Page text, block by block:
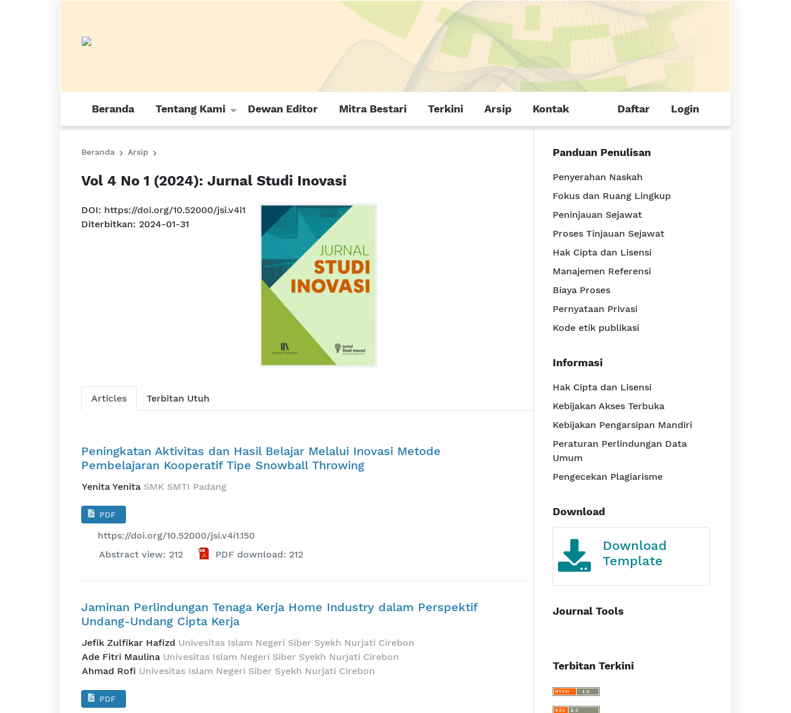
Beranda Tentang Kami Dewan Editor Mitra Bestari Terkini Arsip Kontak Daftar Login
Beranda Arsip
Vol 4 No 1 (2024): Jurnal Studi Inovasi
DOI: https://doi.org/10.52000/jsi.v4i1
Diterbitkan: 2024-01-31
Articles Terbitan Utuh
Peningkatan Aktivitas dan Hasil Belajar Melalui Inovasi Metode
Pembelajaran Kooperatif Tipe Snowball Throwing
Yenita Yenita SMK SMTI Padang
PDF
https://doi.org/10.52000/jsi.v4i1.150
Abstract view: 212
PDF download: 212
Jaminan Perlindungan Tenaga Kerja Home Industry dalam Perspektif
Undang-Undang Cipta Kerja
Jefik Zulfikar Hafizd Univesitas Islam Negeri Siber Syekh Nurjati Cirebon
Ade Fitri Maulina Univesitas Islam Negeri Siber Syekh Nurjati Cirebon
Ahmad Rofi Univesitas Islam Negeri Siber Syekh Nurjati Cirebon
PDF
Panduan Penulisan
Penyerahan Naskah
Fokus dan Ruang Lingkup
Peninjauan Sejawat
Proses Tinjauan Sejawat
Hak Cipta dan Lisensi
Manajemen Referensi
Biaya Proses
Pernyataan Privasi
Kode etik publikasi
Informasi
Hak Cipta dan Lisensi
Kebijakan Akses Terbuka
Kebijakan Pengarsipan Mandiri
Peraturan Perlindungan Data
Umum
Pengecekan Plagiarisme
Download
Journal Tools
Terbitan Terkini